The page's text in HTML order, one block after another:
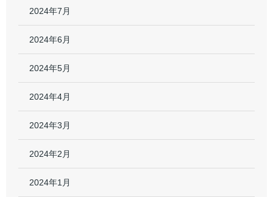
2024年7月
2024年6月
2024年5月
2024年4月
2024年3月
2024年2月
2024年1月